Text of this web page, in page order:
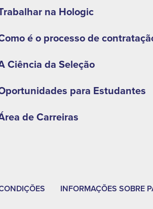
menu
na Hologic
é o processo de
Ciência da Seleção
para Estudantes
de Carreiras
INFORMAÇÕES SOBRE